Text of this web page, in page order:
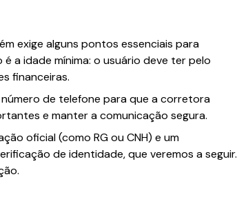
exige alguns pontos essenciais para
a idade mínima: o usuário deve ter pelo
financeiras.
de telefone para que a corretora
e manter a comunicação segura.
oficial (como RG ou CNH) e um
de identidade, que veremos a seguir.